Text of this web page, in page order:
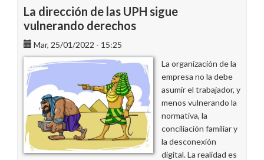
que
el
47,6
%
de
plantilla
siga
siendo
excluida
del
teletrabajo
La dirección de las UPH sigue
vulnerando derechos
Mar, 25/01/2022 - 15:25
La organización de la
empresa no la debe
asumir el trabajador, y
menos vulnerando la
normativa, la
conciliación familiar y
la desconexión
digital. La realidad es